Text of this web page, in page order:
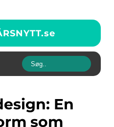
se
som